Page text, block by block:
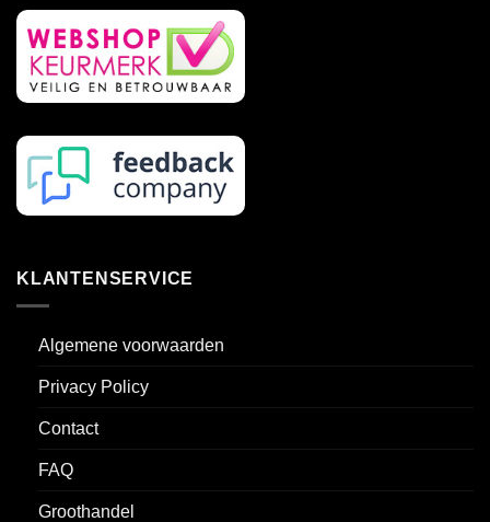
KLANTENSERVICE
Algemene voorwaarden
Privacy Policy
Contact
FAQ
Groothandel